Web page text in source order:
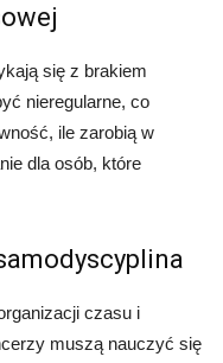
się z brakiem
nieregularne, co
ile zarobią w
dla osób, które
czasu i
muszą nauczyć się